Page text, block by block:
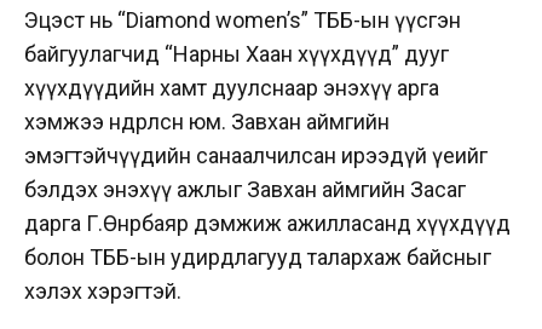
Эцэст нь “Diamond women’s” ТББ-ын үүсгэн
байгуулагчид “Нарны Хаан хүүхдүүд” дууг
хүүхдүүдийн хамт дуулснаар энэхүү арга
хэмжээ өндөрлөсөн юм. Завхан аймгийн
эмэгтэйчүүдийн санаалчилсан ирээдүй үеийг
бэлдэх энэхүү ажлыг Завхан аймгийн Засаг
дарга Г.Өнөрбаяр дэмжиж ажилласанд хүүхдүүд
болон ТББ-ын удирдлагууд талархаж байсныг
хэлэх хэрэгтэй.